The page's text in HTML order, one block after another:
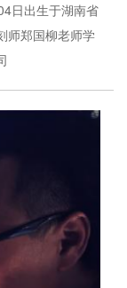
日出生于湖南省
师郑国柳老师学